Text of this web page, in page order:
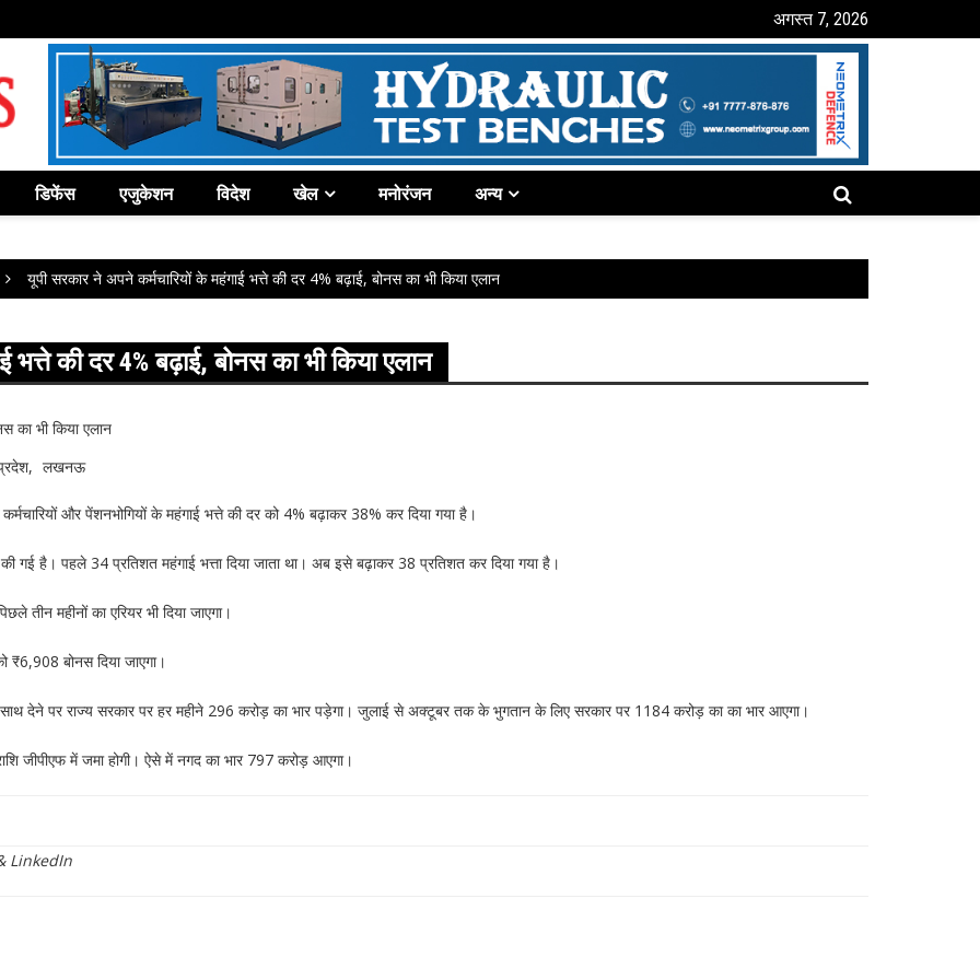
अगस्त 7, 2026
डिफेंस एजुकेशन विदेश खेल मनोरंजन अन्य
यूपी सरकार ने अपने कर्मचारियों के महंगाई भत्ते की दर 4% बढ़ाई, बोनस का भी किया एलान
की दर 4% बढ़ाई, बोनस का भी किया एलान
लखनऊ
और पेंशनभोगियों के महंगाई भत्ते की दर को 4% बढ़ाकर 38% कर दिया गया है।
गई है। पहले 34 प्रतिशत महंगाई भत्ता दिया जाता था। अब इसे बढ़ाकर 38 प्रतिशत कर दिया गया है।
तीन महीनों का एरियर भी दिया जाएगा।
₹6,908 बोनस दिया जाएगा।
देने पर राज्य सरकार पर हर महीने 296 करोड़ का भार पड़ेगा। जुलाई से अक्टूबर तक के भुगतान के लिए सरकार पर 1184 करोड़ का का भार आएगा।
जीपीएफ में जमा होगी। ऐसे में नगद का भार 797 करोड़ आएगा।
LinkedIn